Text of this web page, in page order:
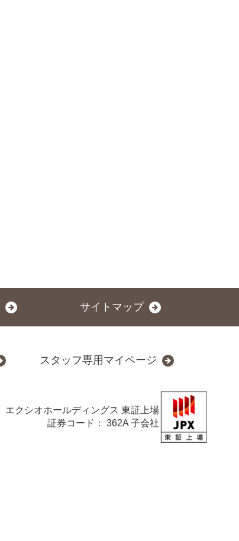
サイトマップ
スタッフ専用マイページ
エクシオホールディングス 東証上場
証券コード： 362A 子会社